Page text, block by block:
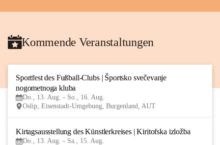
Kommende Veranstaltungen
Sportfest des Fußball-Clubs | Športsko svečevanje
nogometnoga kluba
Do., 13. Aug. - So., 16. Aug.
Oslip, Eisenstadt-Umgebung, Burgenland, AUT
Kirtagsausstellung des Künstlerkreises | Kiritofska izložba
Do., 13. Aug. - Sa., 15. Aug.